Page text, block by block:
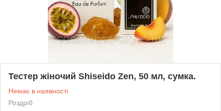
Тестер жіночий Shiseido Zen, 50 мл, сумка.
Немає в наявності
Роздріб